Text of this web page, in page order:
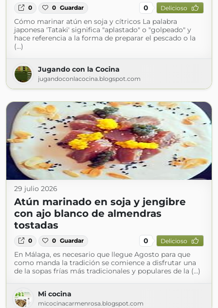
0 0 Guardar 0 Delicioso
Cómo marinar atún en soja y cítricos La palabra
japonesa 'Tataki' significa "aplastado" o "golpeado" y
hace referencia a la forma de preparar el pescado o la
(...)
Jugando con la Cocina
jugandoconlacocina.blogspot.com
29 julio 2026
Atún marinado en soja y jengibre
con ajo blanco de almendras
tostadas
0 0 Guardar 0 Delicioso
En Málaga, es necesario que llegue Agosto para que
como manda la tradición se comience a disfrutar una
de la sopas frías más tradicionales y populares de la (...)
Mi cocina
micocinacarmenrosa.blogspot.com